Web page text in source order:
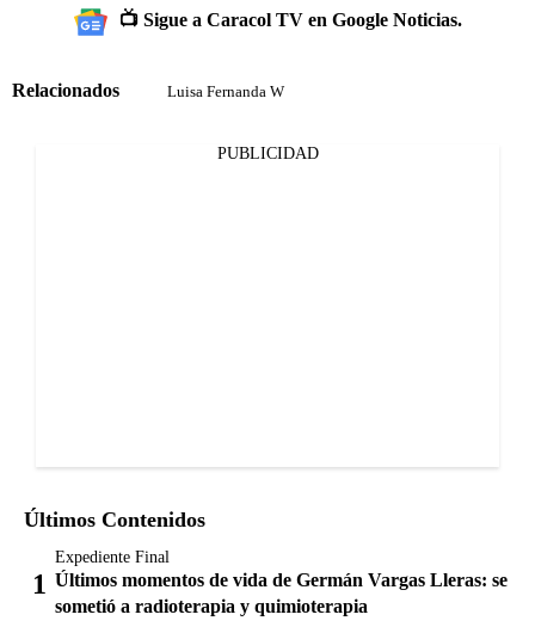
📺 Sigue a Caracol TV en Google Noticias.
Relacionados Luisa Fernanda W
PUBLICIDAD
Últimos Contenidos
Expediente Final
Últimos momentos de vida de Germán Vargas Lleras: se
sometió a radioterapia y quimioterapia